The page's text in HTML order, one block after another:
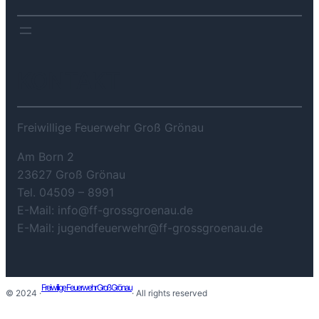
Freiwillige Feuerwehr Groß Grönau
Am Born 2
23627 Groß Grönau
Tel. 04509 – 8991
E-Mail: info@ff-grossgroenau.de
E-Mail: jugendfeuerwehr@ff-grossgroenau.de
© 2024 ·
Freiwilige Feuerwehr Groß Grönau
· All rights reserved